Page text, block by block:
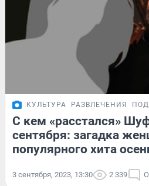
КУЛЬТУРА РАЗВЛЕЧЕНИЯ
С кем «расстался»
сентября: загадка
популярного хита
3 сентября, 2023, 13:30 2 339